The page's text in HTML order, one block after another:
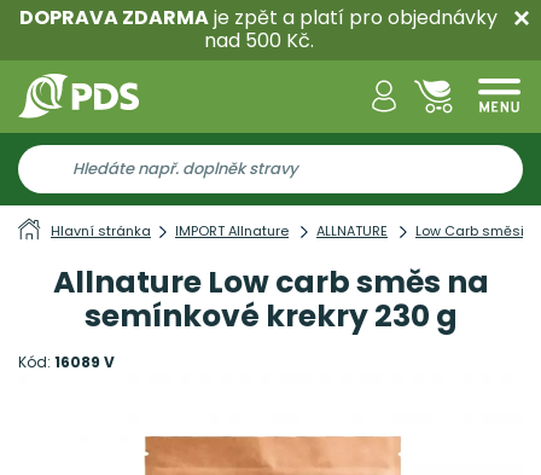
DOPRAVA ZDARMAje zpět a platí pro objednávky
nad 500 Kč.
Hlavní stránka IMPORT Allnature ALLNATURE Low Carb směsi
Allnature Low carb směs na
semínkové krekry 230 g
Kód: 16089 V